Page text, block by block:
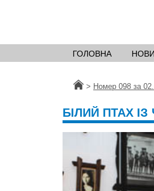
ГОЛОВНА
Головна
> Номер 098 за
БІЛИЙ ПТАХ